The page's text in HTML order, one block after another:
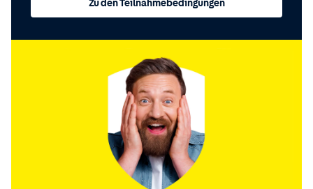
Zu den Teilnahmebedingungen